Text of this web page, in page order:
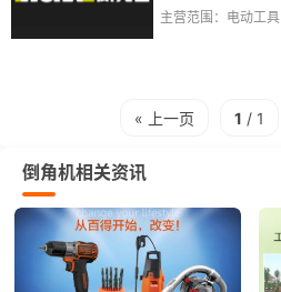
主营范围：电动工具
« 上一页 1 / 1
倒角机相关资讯